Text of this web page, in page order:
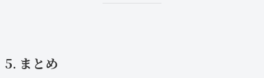
5. まとめ